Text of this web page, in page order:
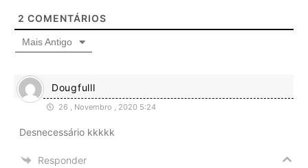
2 COMENTÁRIOS
Mais Antigo
Dougfulll
26 , Novembro , 2020 5:24
Desnecessário kkkkk
Responder